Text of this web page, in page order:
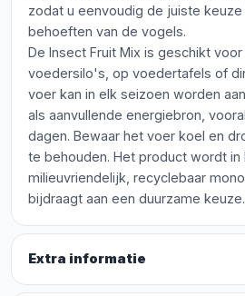
zodat u eenvoudig de juiste
behoeften van de vogels.
De Insect Fruit Mix is geschikt
voedersilo's, op voedertafels of
voer kan in elk seizoen worden
als aanvullende energiebron,
dagen. Bewaar het voer koel en
te behouden. Het product wordt in
milieuvriendelijk, recyclebaar
bijdraagt aan een duurzame keuze.
Extra informatie